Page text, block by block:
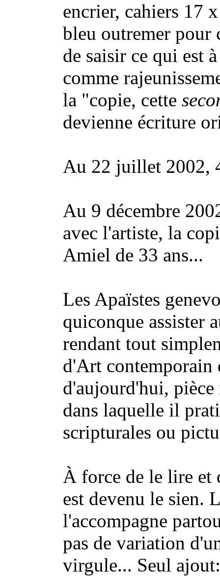
encrier, cahiers 17
bleu outremer
de saisir ce qui est
comme
la "copie, cette
devienne écriture
Au 22 juillet 2002,
Au 9 décembre
avec l'artiste, la
Amiel de 33 ans...
Les Apaïstes
quiconque assister
rendant tout
d'Art contemporain
d'aujourd'hui, pièce
dans laquelle il
scripturales ou
À force de le lire et
est devenu le sien.
l'accompagne
pas de variation
virgule... Seul